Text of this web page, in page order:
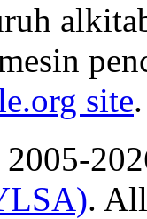
site.
.